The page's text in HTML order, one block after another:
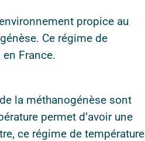
propice au
Ce régime de
France.
la méthanogénèse sont
permet d’avoir une
ce régime de température